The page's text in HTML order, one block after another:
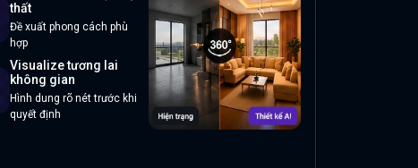
thất
Đề xuất phong cách phù
hợp
Visualize tương lai
không gian
Hình dung rõ nét trước khi
quyết định